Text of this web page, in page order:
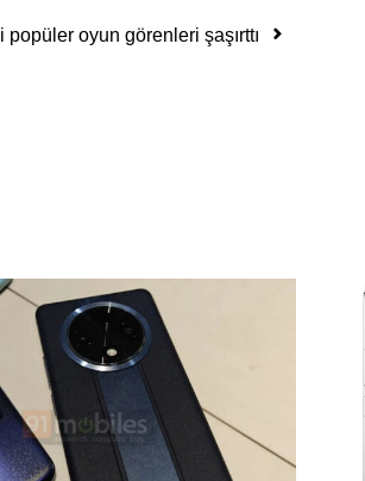
popüler oyun görenleri şaşırttı